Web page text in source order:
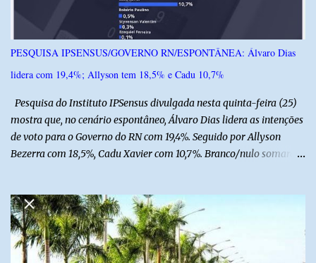
humorista. Durante o atendimento médico, o humorista foi
diagnosticado com “bico de papagaio” na região da coluna. De
acordo com ele, os laudos médicos já foram encaminhados à
equipe responsável, que acompanha o tratamento. Zé Lezin
afirmou ainda que está passando por um tratamento intenso, com
revelou ...
PESQUISA IPSENSUS/GOVERNO RN/ESPONTÂNEA: Álvaro Dias
lidera com 19,4%; Allyson tem 18,5% e Cadu 10,7%
Pesquisa do Instituto IPSensus divulgada nesta quinta-feira (25)
mostra que, no cenário espontâneo, Álvaro Dias lidera as intenções
de voto para o Governo do RN com 19,4%. Seguido por Allyson
Bezerra com 18,5%, Cadu Xavier com 10,7%. Branco/nulo somaram
do Norte entre os dias 18 e 22 de junho de 2026. O levantamento
possui margem de erro de 2,5 pontos percentuais e nível de
confiança de 95%. Registro no TSE: RN-09520/2026